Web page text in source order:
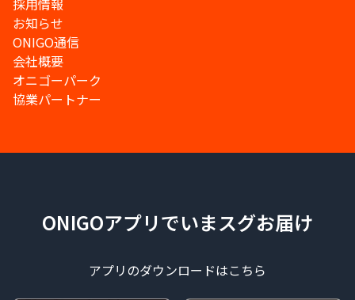
採用情報
お知らせ
ONIGO通信
会社概要
オニゴーパーク
協業パートナー
ONIGOアプリでいまスグお届け
アプリのダウンロードはこちら